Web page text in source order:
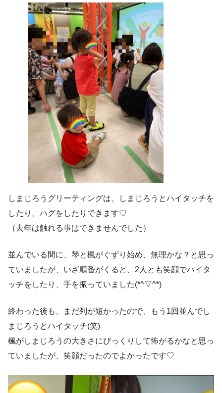
しまじろうグリーティングは、しまじろうとハイタッチを
したり、ハグをしたりできます♡
（去年は触れる事はできませんでした）
並んでいる間に、琴と楓がぐずり始め、無理かな？と思っ
ていましたが、いざ順番がくると、2人とも笑顔でハイタ
ッチをしたり、手を振っていました(*^▽^*)
終わった後も、まだ列が短かったので、もう1回並んでし
まじろうとハイタッチ(笑)
楓がしまじろうの大きさにびっくりして怖がるかなと思っ
ていましたが、笑顔だったのでよかったです♡